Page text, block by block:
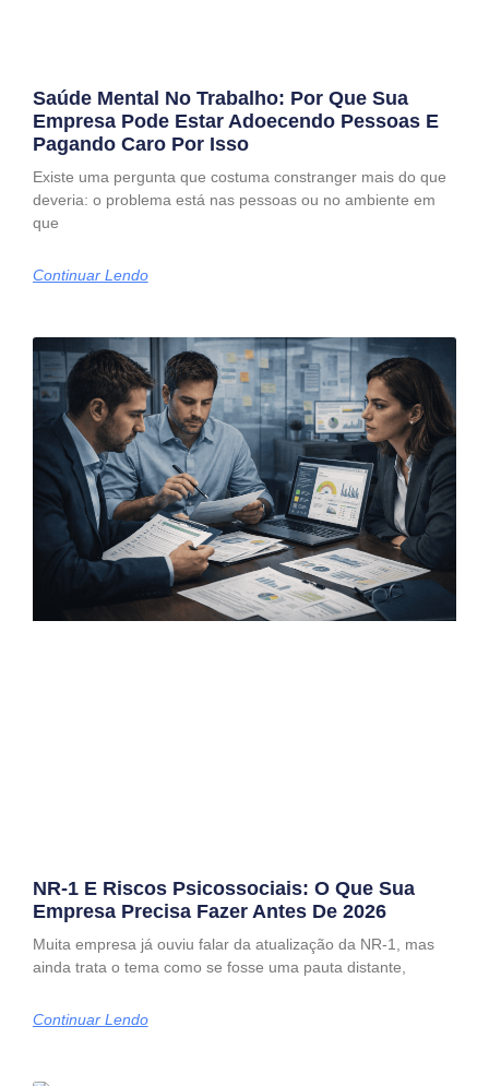
Saúde Mental No Trabalho: Por Que Sua
Empresa Pode Estar Adoecendo Pessoas E
Pagando Caro Por Isso
Existe uma pergunta que costuma constranger mais do que
deveria: o problema está nas pessoas ou no ambiente em
que
Continuar Lendo
NR-1 E Riscos Psicossociais: O Que Sua
Empresa Precisa Fazer Antes De 2026
Muita empresa já ouviu falar da atualização da NR-1, mas
ainda trata o tema como se fosse uma pauta distante,
Continuar Lendo